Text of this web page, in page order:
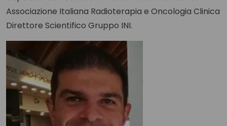
Associazione Italiana Radioterapia e Oncologia Clinica
Direttore Scientifico Gruppo INI.